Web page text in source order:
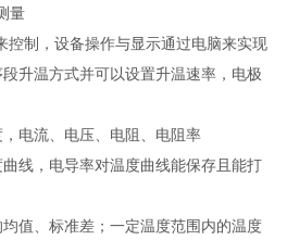
量
控制，设备操作与显示通过电脑来实现
升温方式并可以设置升温速率，电极
电流、电压、电阻、电阻率
线，电导率对温度曲线能保存且能打
值、标准差；一定温度范围内的温度